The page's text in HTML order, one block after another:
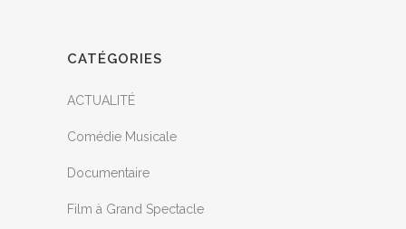
CATÉGORIES
ACTUALITÉ
Comédie Musicale
Documentaire
Film à Grand Spectacle